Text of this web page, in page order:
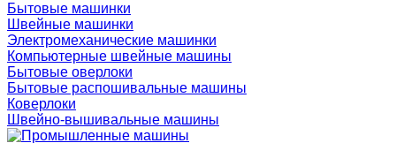
Бытовые машинки
Швейные машинки
Электромеханические машинки
Компьютерные швейные машины
Бытовые оверлоки
Бытовые распошивальные машины
Коверлоки
Швейно-вышивальные машины